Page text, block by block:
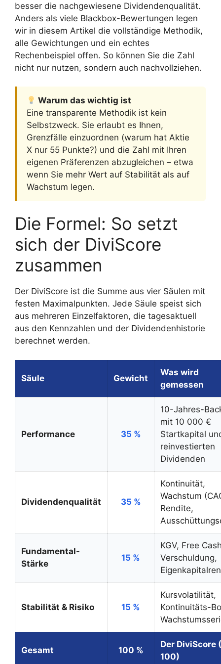
besser die nachgewiesene Dividendenqualität.
Anders als viele Blackbox-Bewertungen legen
wir in diesem Artikel die vollständige Methodik,
alle Gewichtungen und ein echtes
Rechenbeispiel offen. So können Sie die Zahl
nicht nur nutzen, sondern auch nachvollziehen.
Warum das wichtig ist
Eine transparente Methodik ist kein
Selbstzweck. Sie erlaubt es Ihnen,
Grenzfälle einzuordnen (warum hat Aktie
X nur 55 Punkte?) und die Zahl mit Ihren
eigenen Präferenzen abzugleichen – etwa
wenn Sie mehr Wert auf Stabilität als auf
Wachstum legen.
Die Formel: So setzt
sich der DiviScore
zusammen
Der DiviScore ist die Summe aus vier Säulen mit
festen Maximalpunkten. Jede Säule speist sich
aus mehreren Einzelfaktoren, die tagesaktuell
aus den Kennzahlen und der Dividendenhistorie
berechnet werden.
Säule Gewicht
Was wird
gemessen
Performance 35 %
10-Jahres-
mit 10 000 €
Startkapital
reinvestierten
Dividenden
Dividendenqualität 35 %
Kontinuität,
Wachstum
Rendite,
Fundamental-
Stärke
15 %
KGV, Free
Verschuldung,
Stabilität & Risiko 15 %
Kursvolatilität,
Kontinuitäts-
Gesamt 100 %
Der DiviScore
100)